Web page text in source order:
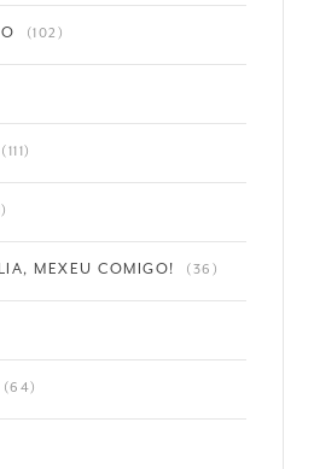
(102)
(111)
MEXEU COMIGO! (36)
(64)